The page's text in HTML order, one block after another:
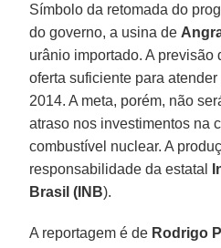
Símbolo da retomada do
do governo, a usina de
urânio importado. A previsão
oferta suficiente para
2014. A meta, porém, não
atraso nos investimentos na
combustível nuclear. A
responsabilidade da estatal
Brasil (INB).
A reportagem é de Rodrigo